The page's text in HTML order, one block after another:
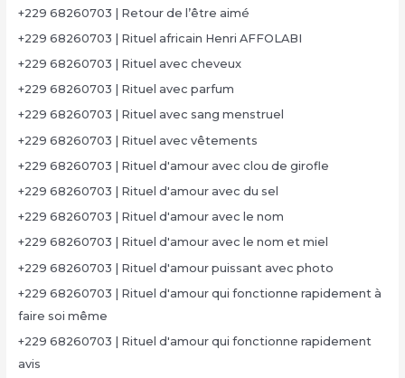
+229 68260703 | Retour de l’être aimé
+229 68260703 | Rituel africain Henri AFFOLABI
+229 68260703 | Rituel avec cheveux
+229 68260703 | Rituel avec parfum
+229 68260703 | Rituel avec sang menstruel
+229 68260703 | Rituel avec vêtements
+229 68260703 | Rituel d'amour avec clou de girofle
+229 68260703 | Rituel d'amour avec du sel
+229 68260703 | Rituel d'amour avec le nom
+229 68260703 | Rituel d'amour avec le nom et miel
+229 68260703 | Rituel d'amour puissant avec photo
+229 68260703 | Rituel d'amour qui fonctionne rapidement à
faire soi même
+229 68260703 | Rituel d'amour qui fonctionne rapidement
avis